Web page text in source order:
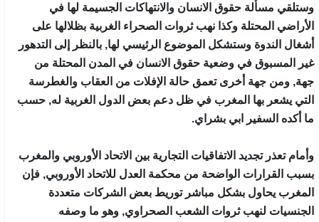
وستلقي مسألة حقوق الانسان والانتهاكات الجسيمة لها في
الأراضي المحتلة وكذا نهب ثروات الصحراء الغربية بظلالها على
أشغال الندوة وستشكل الموضوع الرئيسي لها, بالنظر إلى التدهور
غير المسبوق في وضعية حقوق الانسان في المدن المحتلة من
جهة, ومن جهة أخرى تعمق حالة الإفلات من العقاب والغطرسة
التي يشعر بها المغرب في ظل دعم بعض الدول الغربية له, حسب
ما أكده السفير ابي بشراي.
وأمام تعذر تجديد الاتفاقيات التجارية بين الاتحاد الأوروبي والمغرب
بسبب القرارات الواضحة من محكمة العدل للاتحاد الأوروبي, فإن
المغرب يحاول بشكل مباشر توريط بعض الشركات متعددة
الجنسيات لنهب ثروات الشعب الصحراوي, وهو ما وصفه